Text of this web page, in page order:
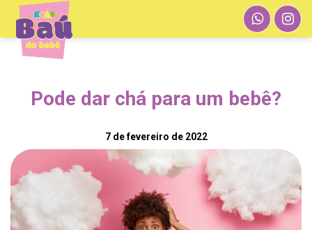
Pode dar chá para um bebê?
7 de fevereiro de 2022